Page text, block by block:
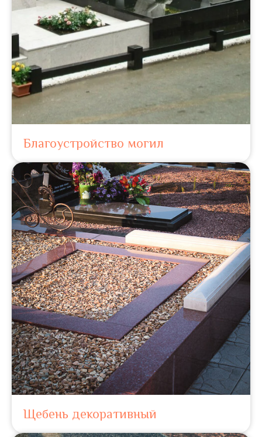
Благоустройство могил
Щебень декоративный